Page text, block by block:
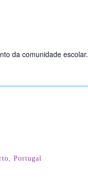
da comunidade escolar.
Portugal